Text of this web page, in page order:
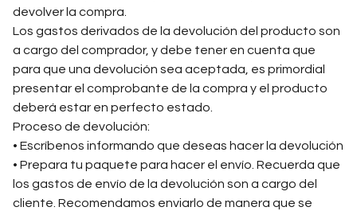
devolver la compra.
Los gastos derivados de la devolución del producto son
a cargo del comprador, y debe tener en cuenta que
para que una devolución sea aceptada, es primordial
presentar el comprobante de la compra y el producto
deberá estar en perfecto estado.
Proceso de devolución:
• Escríbenos informando que deseas hacer la devolución
• Prepara tu paquete para hacer el envío. Recuerda que
los gastos de envío de la devolución son a cargo del
cliente. Recomendamos enviarlo de manera que se